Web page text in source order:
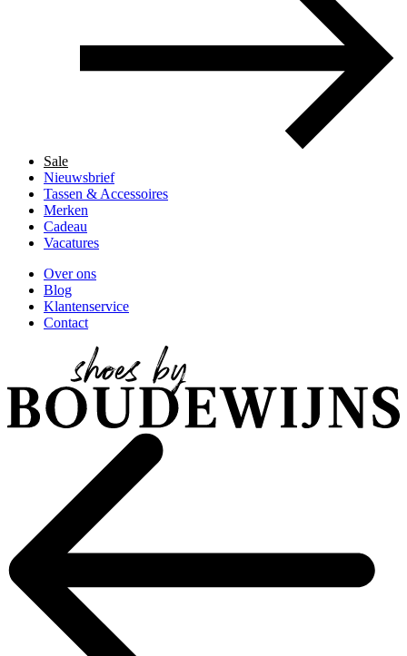
Sale
Nieuwsbrief
Tassen & Accessoires
Merken
Cadeau
Vacatures
Over ons
Blog
Klantenservice
Contact